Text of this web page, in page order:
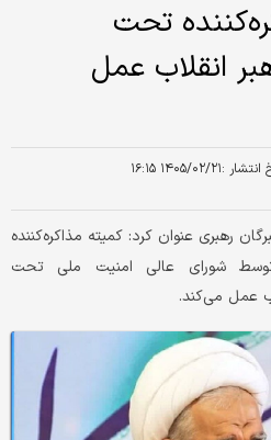
تحت
انقلاب عمل
انتشار :۱۴۰۵/۰۲/۲۱ ۱۶:۱۵
رهبری عنوان کرد: کمیته مذاکره‌کننده
شورای عالی امنیت ملی تحت
عمل می‌کند.